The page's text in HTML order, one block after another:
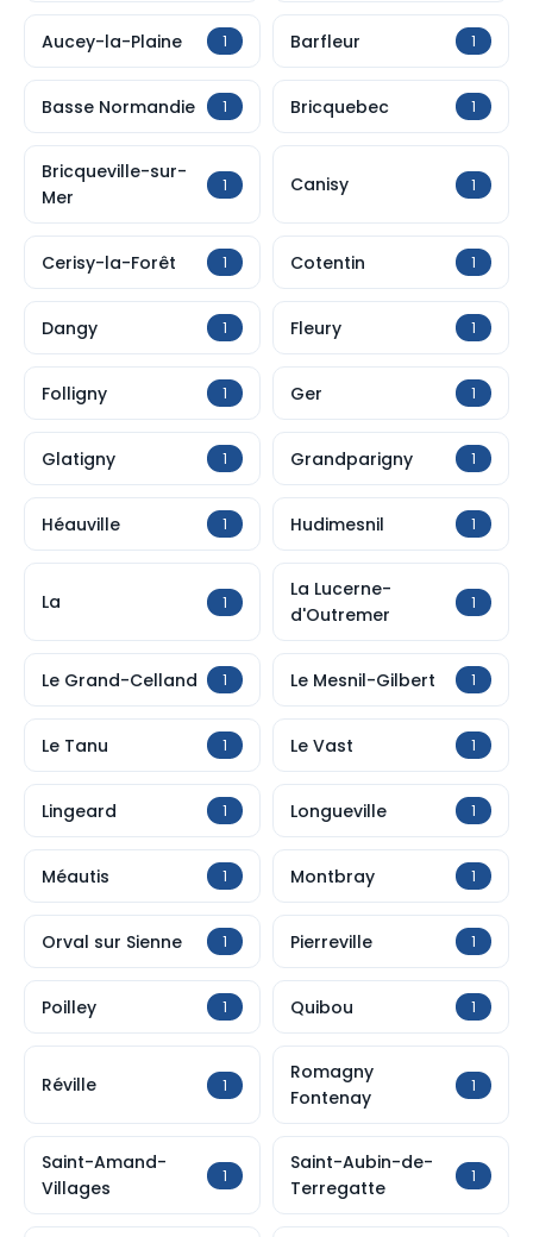
Aucey-la-Plaine 1 Barfleur 1
Basse Normandie 1 Bricquebec 1
Bricqueville-sur-
Mer
1 Canisy 1
Cerisy-la-Forêt 1 Cotentin 1
Dangy 1 Fleury 1
Folligny 1 Ger 1
Glatigny 1 Grandparigny 1
Héauville 1 Hudimesnil 1
La 1
La Lucerne-
d'Outremer
1
Le Grand-Celland 1 Le Mesnil-Gilbert 1
Le Tanu 1 Le Vast 1
Lingeard 1 Longueville 1
Méautis 1 Montbray 1
Orval sur Sienne 1 Pierreville 1
Poilley 1 Quibou 1
Réville 1
Romagny
Fontenay
1
Saint-Amand-
Villages
1
Saint-Aubin-de-
Terregatte
1